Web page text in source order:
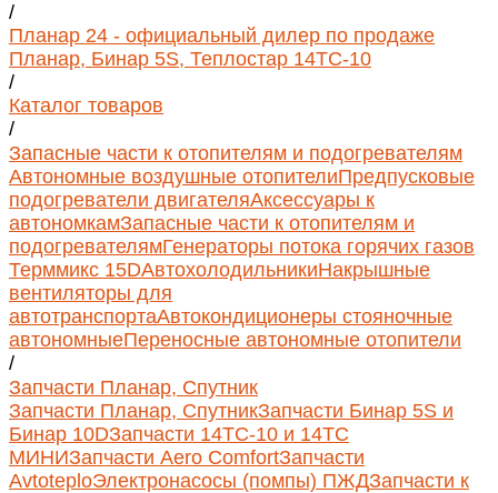
/
Планар 24 - официальный дилер по продаже
Планар, Бинар 5S, Теплостар 14ТС-10
/
Каталог товаров
/
Запасные части к отопителям и подогревателям
Автономные воздушные отопителиПредпусковые
подогреватели двигателяАксессуары к
автономкамЗапасные части к отопителям и
подогревателямГенераторы потока горячих газов
Терммикс 15DАвтохолодильникиНакрышные
вентиляторы для
автотранспортаАвтокондиционеры стояночные
автономныеПереносные автономные отопители
/
Запчасти Планар, Спутник
Запчасти Планар, СпутникЗапчасти Бинар 5S и
Бинар 10DЗапчасти 14ТС-10 и 14ТС
МИНИЗапчасти Aero ComfortЗапчасти
AvtoteploЭлектронасосы (помпы) ПЖДЗапчасти к